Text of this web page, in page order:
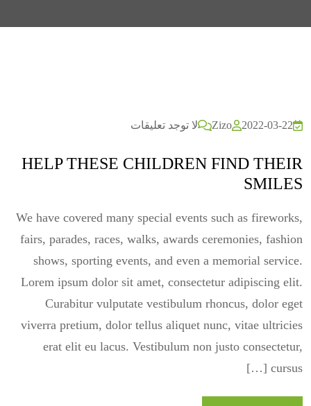
2022-03-22
Zizo لا توجد تعليقات
HELP THESE CHILDREN FIND THEIR
SMILES
We have covered many special events such as fireworks,
fairs, parades, races, walks, awards ceremonies, fashion
shows, sporting events, and even a memorial service.
Lorem ipsum dolor sit amet, consectetur adipiscing elit.
Curabitur vulputate vestibulum rhoncus, dolor eget
viverra pretium, dolor tellus aliquet nunc, vitae ultricies
erat elit eu lacus. Vestibulum non justo consectetur,
cursus […]